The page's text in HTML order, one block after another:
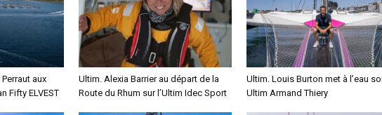
aux
Fifty ELVEST
Ultim. Alexia Barrier au départ de la
Route du Rhum sur l’Ultim Idec Sport
Ultim. Louis Burton met à l’eau
Ultim Armand Thiery